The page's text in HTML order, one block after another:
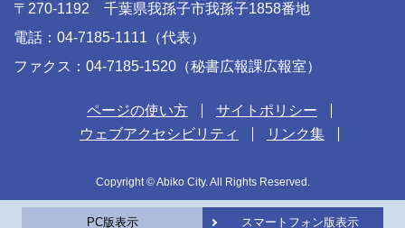
〒270-1192 千葉県我孫子市我孫子1858番地
電話：04-7185-1111（代表）
ファクス：04-7185-1520（秘書広報課広報室）
ページの使い方
サイトポリシー
ウェブアクセシビリティ
リンク集
Copyright © Abiko City. All Rights Reserved.
PC版表示 スマートフォン版表示